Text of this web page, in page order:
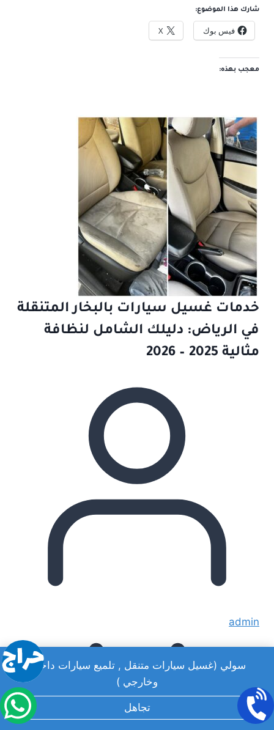
سولي (غسيل سيارات متنقل , تلميع سيارات داخلي
وخارجي )
تجاهل
شارك هذا الموضوع:
فيس بوك X
معجب بهذه:
خدمات غسيل سيارات بالبخار المتنقلة
في الرياض: دليلك الشامل لنظافة
مثالية 2025 – 2026
admin